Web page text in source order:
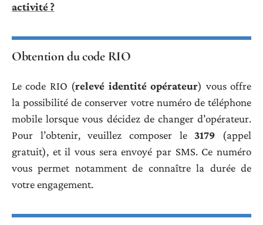
activité ?
Obtention du code RIO
Le code RIO (relevé identité opérateur) vous offre
la possibilité de conserver votre numéro de téléphone
mobile lorsque vous décidez de changer d’opérateur.
Pour l’obtenir, veuillez composer le3179 (appel
gratuit), et il vous sera envoyé par SMS. Ce numéro
vous permet notamment de connaître la durée de
votre engagement.